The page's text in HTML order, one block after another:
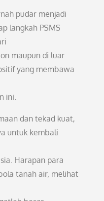
pudar menjadi
langkah PSMS
maupun di luar
yang membawa
ini.
dan tekad kuat,
untuk kembali
Harapan para
tanah air, melihat